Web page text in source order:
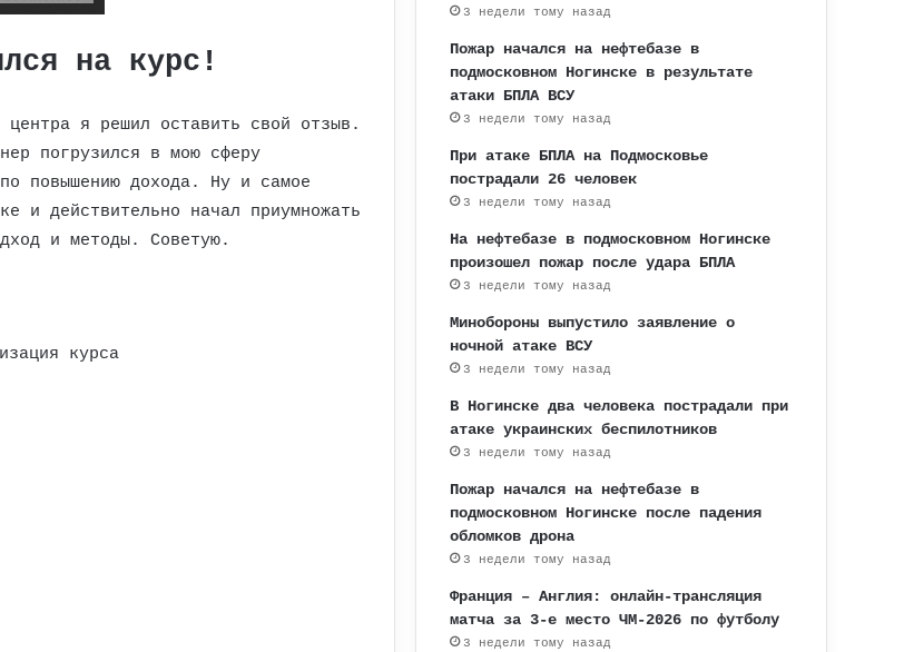
на курс!
я решил оставить свой отзыв.
погрузился в мою сферу
повышению дохода. Ну и самое
и действительно начал приумножать
и методы. Советую.
курса
3 недели тому назад
Пожар начался на нефтебазе в
подмосковном Ногинске в результате
атаки БПЛА ВСУ
3 недели тому назад
При атаке БПЛА на Подмосковье
пострадали 26 человек
3 недели тому назад
На нефтебазе в подмосковном Ногинске
произошел пожар после удара БПЛА
3 недели тому назад
Минобороны выпустило заявление о
ночной атаке ВСУ
3 недели тому назад
В Ногинске два человека пострадали при
атаке украинских беспилотников
3 недели тому назад
Пожар начался на нефтебазе в
подмосковном Ногинске после падения
обломков дрона
3 недели тому назад
Франция – Англия: онлайн-трансляция
матча за 3-е место ЧМ-2026 по футболу
3 недели тому назад